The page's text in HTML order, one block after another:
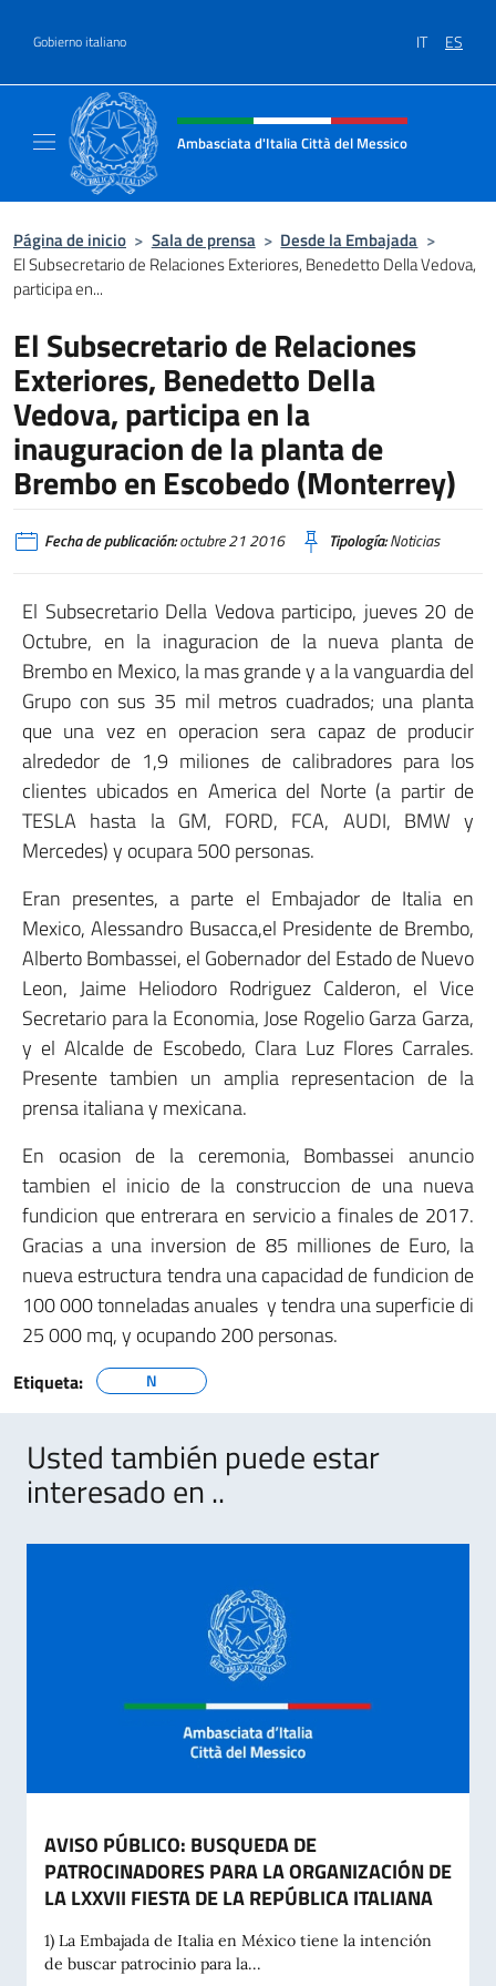
Gobierno italiano IT ES
Encabezado del sitio web,
Ambasciata d'Italia Città del Messico
Página de inicio > Sala de prensa > Desde la Embajada >
El Subsecretario de Relaciones Exteriores, Benedetto Della Vedova,
participa en...
El Subsecretario de Relaciones
Exteriores, Benedetto Della
Vedova, participa en la
inauguracion de la planta de
Brembo en Escobedo (Monterrey)
Fecha de publicación:octubre 21 2016 Tipología:Noticias
El Subsecretario Della Vedova participo, jueves 20 de
Octubre, en la inaguracion de la nueva planta de
Brembo en Mexico, la mas grande y a la vanguardia del
Grupo con sus 35 mil metros cuadrados; una planta
que una vez en operacion sera capaz de producir
alrededor de 1,9 miliones de calibradores para los
clientes ubicados en America del Norte (a partir de
TESLA hasta la GM, FORD, FCA, AUDI, BMW y
Mercedes) y ocupara 500 personas.
Eran presentes, a parte el Embajador de Italia en
Mexico, Alessandro Busacca,el Presidente de Brembo,
Alberto Bombassei, el Gobernador del Estado de Nuevo
Leon, Jaime Heliodoro Rodriguez Calderon, el Vice
Secretario para la Economia, Jose Rogelio Garza Garza,
y el Alcalde de Escobedo, Clara Luz Flores Carrales.
Presente tambien un amplia representacion de la
prensa italiana y mexicana.
En ocasion de la ceremonia, Bombassei anuncio
tambien el inicio de la construccion de una nueva
fundicion que entrerara en servicio a finales de 2017.
Gracias a una inversion de 85 milliones de Euro, la
nueva estructura tendra una capacidad de fundicion de
100 000 tonneladas anuales y tendra una superficie di
25 000 mq, y ocupando 200 personas.
Etiqueta: N
Usted también puede estar
interesado en ..
AVISO PÚBLICO: BUSQUEDA DE
PATROCINADORES PARA LA ORGANIZACIÓN DE
LA LXXVII FIESTA DE LA REPÚBLICA ITALIANA
1) La Embajada de Italia en México tiene la intención
de buscar patrocinio para la...